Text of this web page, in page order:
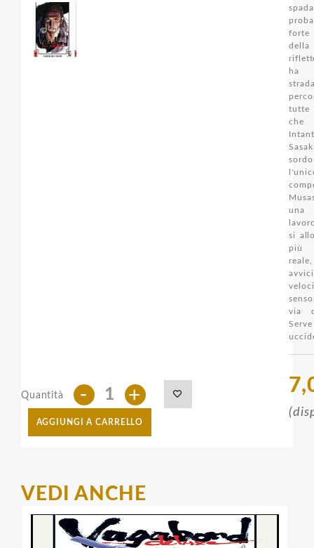
forte
ha
che
una
si
più
via
Quantità - +
AGGIUNGI A CARRELLO
VEDI ANCHE